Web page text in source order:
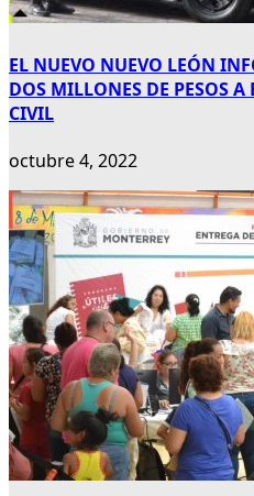
EL NUEVO NUEVO LEÓN
DOS MILLONES DE PESOS A
CIVIL
octubre 4, 2022